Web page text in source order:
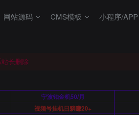
网站源码 CMS模板 小程序/APP
长删除
宁波铂金机50/月
视频号挂机日躺赚20+